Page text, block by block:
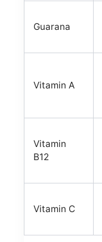
Guarana
Vitamin A
Vitamin
B12
Vitamin C